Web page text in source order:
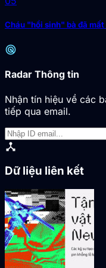
Cháu "hồi sinh" bà đã mất
radar
Radar Thông tin
Nhận tín hiệu về các
tiếp qua email.
device_hub
Dữ liệu liên kết